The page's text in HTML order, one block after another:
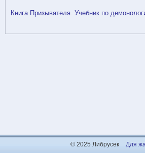
Книга Призывателя. Учебник по
© 2025 Либрусек Для